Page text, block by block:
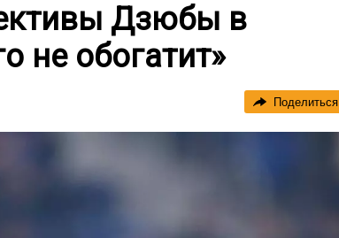
Дзюбы в
не обогатит»
Поделиться